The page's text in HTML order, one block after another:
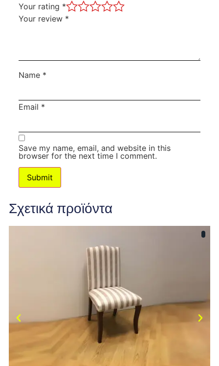
Your rating *
Your review *
Name *
Email *
Save my name, email, and website in this
browser for the next time I comment.
Σχετικά προϊόντα